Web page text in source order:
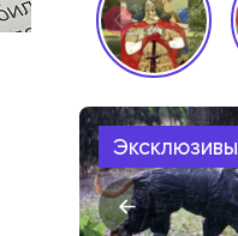
Эксклюзивы